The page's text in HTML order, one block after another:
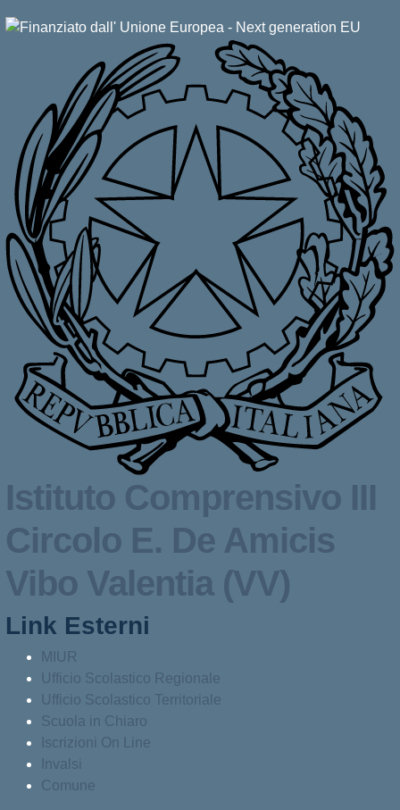
Istituto Comprensivo III
Circolo E. De Amicis
Vibo Valentia (VV)
Link Esterni
MIUR
Ufficio Scolastico Regionale
Ufficio Scolastico Territoriale
Scuola in Chiaro
Iscrizioni On Line
Invalsi
Comune